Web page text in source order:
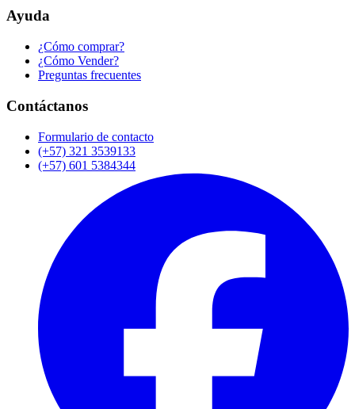
Ayuda
¿Cómo comprar?
¿Cómo Vender?
Preguntas frecuentes
Contáctanos
Formulario de contacto
(+57) 321 3539133
(+57) 601 5384344